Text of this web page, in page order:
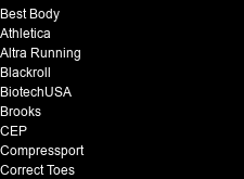
Best Body
Athletica
Altra Running
Blackroll
BiotechUSA
Brooks
CEP
Compressport
Correct Toes